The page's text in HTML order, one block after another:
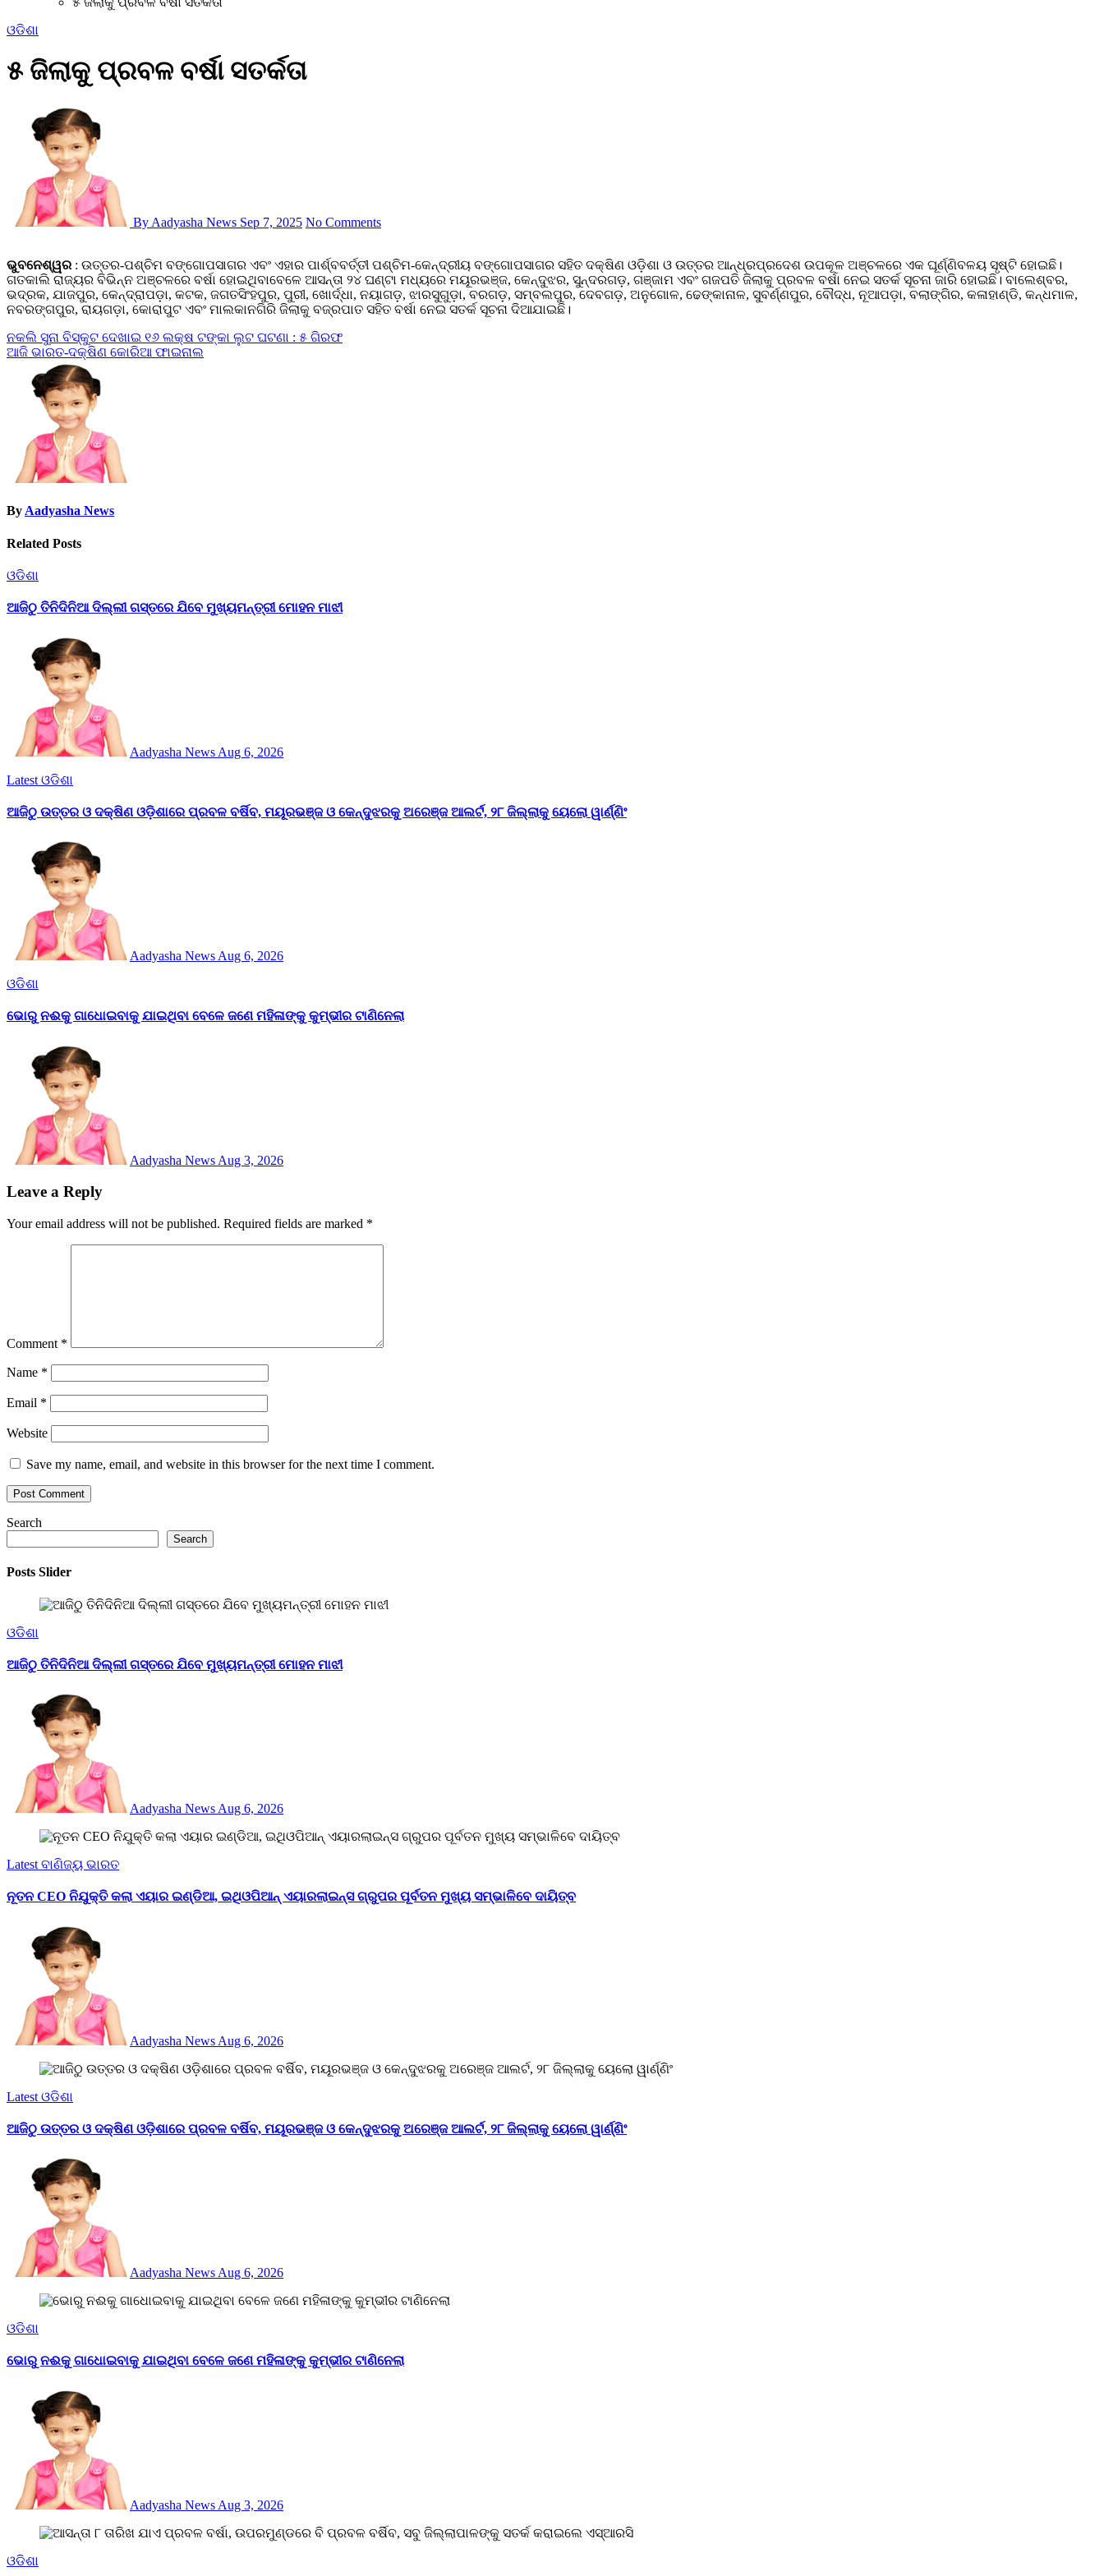
ଓଡିଶା
୫ ଜିଲାକୁ ପ୍ରବଳ ବର୍ଷା ସତର୍କତା
By Aadyasha News Sep 7, 2025 No Comments
ଭୁବନେଶ୍ୱର : ଉତ୍ତର-ପଶ୍ଚିମ ବଙ୍ଗୋପସାଗର ଏବଂ ଏହାର ପାର୍ଶ୍ବବର୍ତ୍ତୀ ପଶ୍ଚିମ-କେନ୍ଦ୍ରୀୟ ବଙ୍ଗୋପସାଗର ସହିତ ଦକ୍ଷିଣ ଓଡ଼ିଶା ଓ ଉତ୍ତର ଆନ୍ଧ୍ରପ୍ରଦେଶ ଉପକୂଳ ଅଞ୍ଚଳରେ ଏକ ଘୂର୍ଣ୍ଣିବଳୟ ସୃ‌ଷ୍ଟି ହୋଇଛି।
ଗତକାଲି ରାଜ୍ୟର ବିଭିନ୍ନ ଅଞ୍ଚଳରେ ବର୍ଷା ହୋଇଥିବାବେଳେ ଆସନ୍ତା ୨୪ ଘଣ୍ଟା ମଧ୍ୟରେ ମୟୂରଭଞ୍ଜ, କେନ୍ଦୁଝର, ସୁନ୍ଦରଗଡ଼, ଗଞ୍ଜାମ ଏବଂ ଗଜପତି ଜିଲାକୁ ପ୍ରବଳ ବର୍ଷା ନେଇ ସତର୍କ ସୂଚନା ଜାରି ହୋଇଛି। ବାଲେଶ୍ବର,
ଭଦ୍ରକ, ଯାଜପୁର, କେନ୍ଦ୍ରାପଡ଼ା, କଟକ, ଜଗତସିଂହପୁର, ପୁରୀ, ଖୋର୍ଦ୍ଧା, ନୟାଗଡ଼, ଝାରସୁଗୁଡ଼ା, ବରଗଡ଼, ସମ୍ବଲପୁର, ଦେବଗଡ଼, ଅନୁଗୋଳ, ଢେଙ୍କାନାଳ, ସୁବର୍ଣ୍ଣପୁର, ବୌଦ୍ଧ, ନୂଆପଡ଼ା, ବଲାଙ୍ଗିର, କଳାହାଣ୍ଡି, କନ୍ଧମାଳ,
ନବରଙ୍ଗପୁର, ରାୟଗଡ଼ା, କୋରାପୁଟ ଏବଂ ମାଲକାନଗିରି ଜିଲାକୁ ବଜ୍ରପାତ ସହିତ ବର୍ଷା ନେଇ ସତର୍କ ସୂଚନା ଦିଆଯାଇଛି।
Post
navigation
ନକଲି ସୁନା ବିସ୍କୁଟ ଦେଖାଇ ୧୬ ଲକ୍ଷ ଟଙ୍କା ଲୁଟ ଘଟଣା : ୫ ଗିରଫ
ଆଜି ଭାରତ-ଦକ୍ଷିଣ କୋରିଆ ଫାଇନାଲ
ByAadyasha News
Related Posts
ଓଡିଶା
ଆଜିଠୁ ତିନିଦିନିଆ ଦିଲ୍ଲୀ ଗସ୍ତରେ ଯିବେ ମୁଖ୍ୟମନ୍ତ୍ରୀ ମୋହନ ମାଝୀ
Aadyasha News Aug 6, 2026
Latest ଓଡିଶା
ଆଜିଠୁ ଉତ୍ତର ଓ ଦକ୍ଷିଣ ଓଡ଼ିଶାରେ ପ୍ରବଳ ବର୍ଷିବ, ମୟୂରଭଞ୍ଜ ଓ କେନ୍ଦୁଝରକୁ ଅରେଞ୍ଜ ଆଲର୍ଟ, ୨୮ ଜିଲ୍ଲାକୁ ୟେଲୋ ୱାର୍ଣ୍ଣିଂ
Aadyasha News Aug 6, 2026
ଓଡିଶା
ଭୋରୁ ନଈକୁ ଗାଧୋଇବାକୁ ଯାଇଥିବା ବେଳେ ଜଣେ ମହିଳାଙ୍କୁ କୁମ୍ଭୀର ଟାଣିନେଲା
Aadyasha News Aug 3, 2026
Leave a Reply
Your email address will not be published. Required fields are marked *
Comment *
Name *
Email *
Website
Save my name, email, and website in this browser for the next time I comment.
Search
Search
Posts Slider
ଓଡିଶା
ଆଜିଠୁ ତିନିଦିନିଆ ଦିଲ୍ଲୀ ଗସ୍ତରେ ଯିବେ ମୁଖ୍ୟମନ୍ତ୍ରୀ ମୋହନ ମାଝୀ
Aadyasha News Aug 6, 2026
Latest ବାଣିଜ୍ୟ ଭାରତ
ନୂତନ CEO ନିଯୁକ୍ତି କଲା ଏୟାର ଇଣ୍ଡିଆ, ଇଥିଓପିଆନ୍ ଏୟାରଲାଇନ୍ସ ଗ୍ରୁପର ପୂର୍ବତନ ମୁଖ୍ୟ ସମ୍ଭାଳିବେ ଦାୟିତ୍ବ
Aadyasha News Aug 6, 2026
Latest ଓଡିଶା
ଆଜିଠୁ ଉତ୍ତର ଓ ଦକ୍ଷିଣ ଓଡ଼ିଶାରେ ପ୍ରବଳ ବର୍ଷିବ, ମୟୂରଭଞ୍ଜ ଓ କେନ୍ଦୁଝରକୁ ଅରେଞ୍ଜ ଆଲର୍ଟ, ୨୮ ଜିଲ୍ଲାକୁ ୟେଲୋ ୱାର୍ଣ୍ଣିଂ
Aadyasha News Aug 6, 2026
ଓଡିଶା
ଭୋରୁ ନଈକୁ ଗାଧୋଇବାକୁ ଯାଇଥିବା ବେଳେ ଜଣେ ମହିଳାଙ୍କୁ କୁମ୍ଭୀର ଟାଣିନେଲା
Aadyasha News Aug 3, 2026
ଓଡିଶା